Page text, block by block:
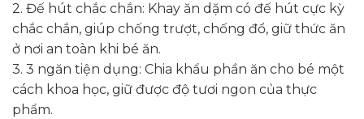
2. Đế hút chắc chắn: Khay ăn dặm có đế hút cực kỳ
chắc chắn, giúp chống trượt, chống đổ, giữ thức ăn
ở nơi an toàn khi bé ăn.
3. 3 ngăn tiện dụng: Chia khẩu phần ăn cho bé một
cách khoa học, giữ được độ tươi ngon của thực
phẩm.